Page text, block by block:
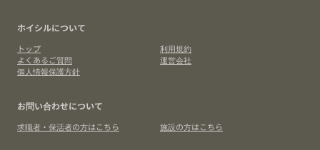
ホイシルについて
トップ
利用規約
よくあるご質問
運営会社
個人情報保護方針
お問い合わせについて
求職者・保活者の方はこちら 施設の方はこちら